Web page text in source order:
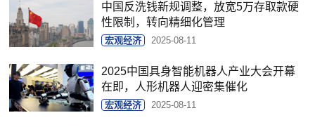
中国反洗钱新规调整，放宽5万存取款硬
性限制，转向精细化管理
宏观经济 2025-08-11
2025中国具身智能机器人产业大会开幕
在即，人形机器人迎密集催化
宏观经济 2025-08-11